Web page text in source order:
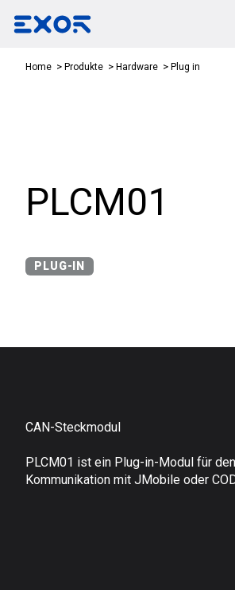
Home Produkte Hardware Plug in
PLCM01
PLUG-IN
CAN-Steckmodul
PLCM01 ist ein Plug-in-Modul für
Kommunikation mit JMobile oder